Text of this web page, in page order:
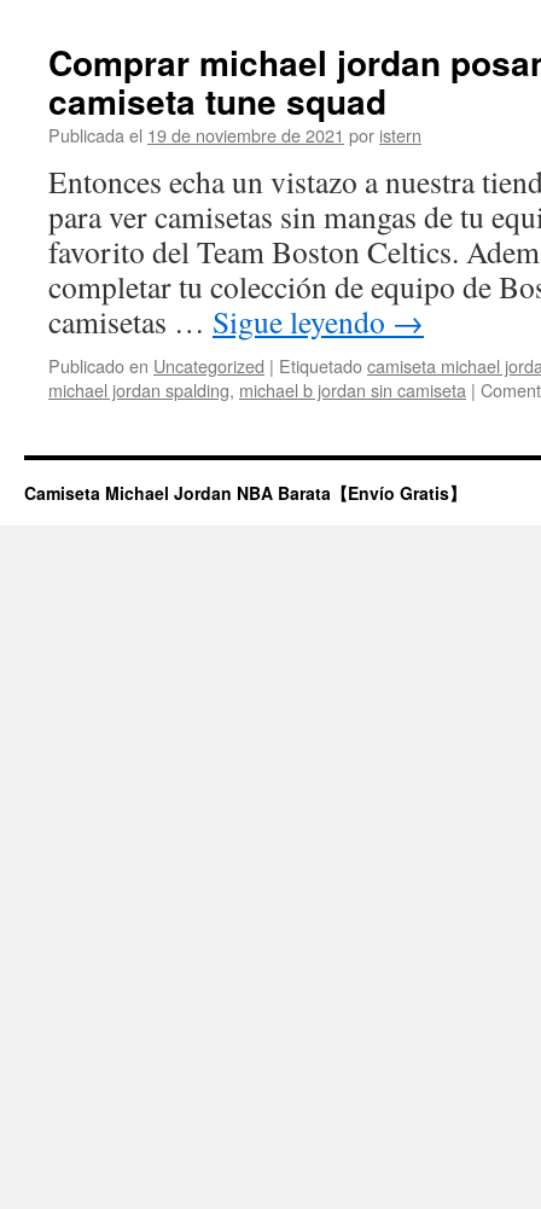
Comprar michael jordan
camiseta tune squad
Publicada el 19 de noviembre de 2021 por istern
Entonces echa un vistazo a nuestra
para ver camisetas sin mangas de tu
favorito del Team Boston Celtics.
completar tu colección de equipo de
camisetas … Sigue leyendo →
Publicado en Uncategorized | Etiquetadocamiseta michael
michael jordan spalding, michael b jordan sin camiseta |
Camiseta Michael Jordan NBA Barata【Envío Gratis】